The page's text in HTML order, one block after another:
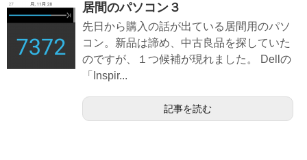
居間のパソコン３
先日から購入の話が出ている居間用のパソ
コン。新品は諦め、中古良品を探していた
のですが、１つ候補が現れました。 Dellの
「Inspir...
記事を読む